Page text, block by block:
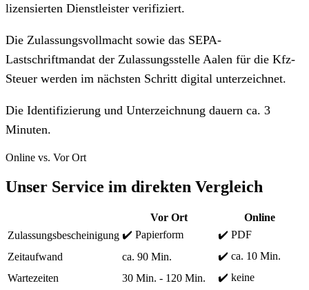
lizensierten Dienstleister verifiziert.
Die Zulassungsvollmacht sowie das SEPA-
Lastschriftmandat der Zulassungsstelle Aalen für die Kfz-
Steuer werden im nächsten Schritt digital unterzeichnet.
Die Identifizierung und Unterzeichnung dauern ca. 3
Minuten.
Online vs. Vor Ort
Unser Service im direkten Vergleich
Vor Ort
Online
Zulassungsbescheinigung ✔️ Papierform
✔️ PDF
Zeitaufwand
ca. 90 Min.
✔️ ca. 10 Min.
Wartezeiten
30 Min. - 120 Min. ✔️ keine